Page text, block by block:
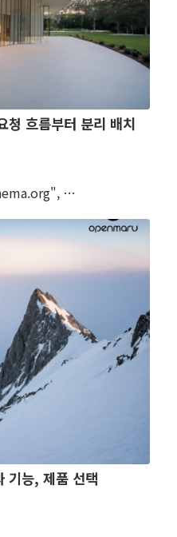
흐름부터 분리 배치
…
기능, 제품 선택